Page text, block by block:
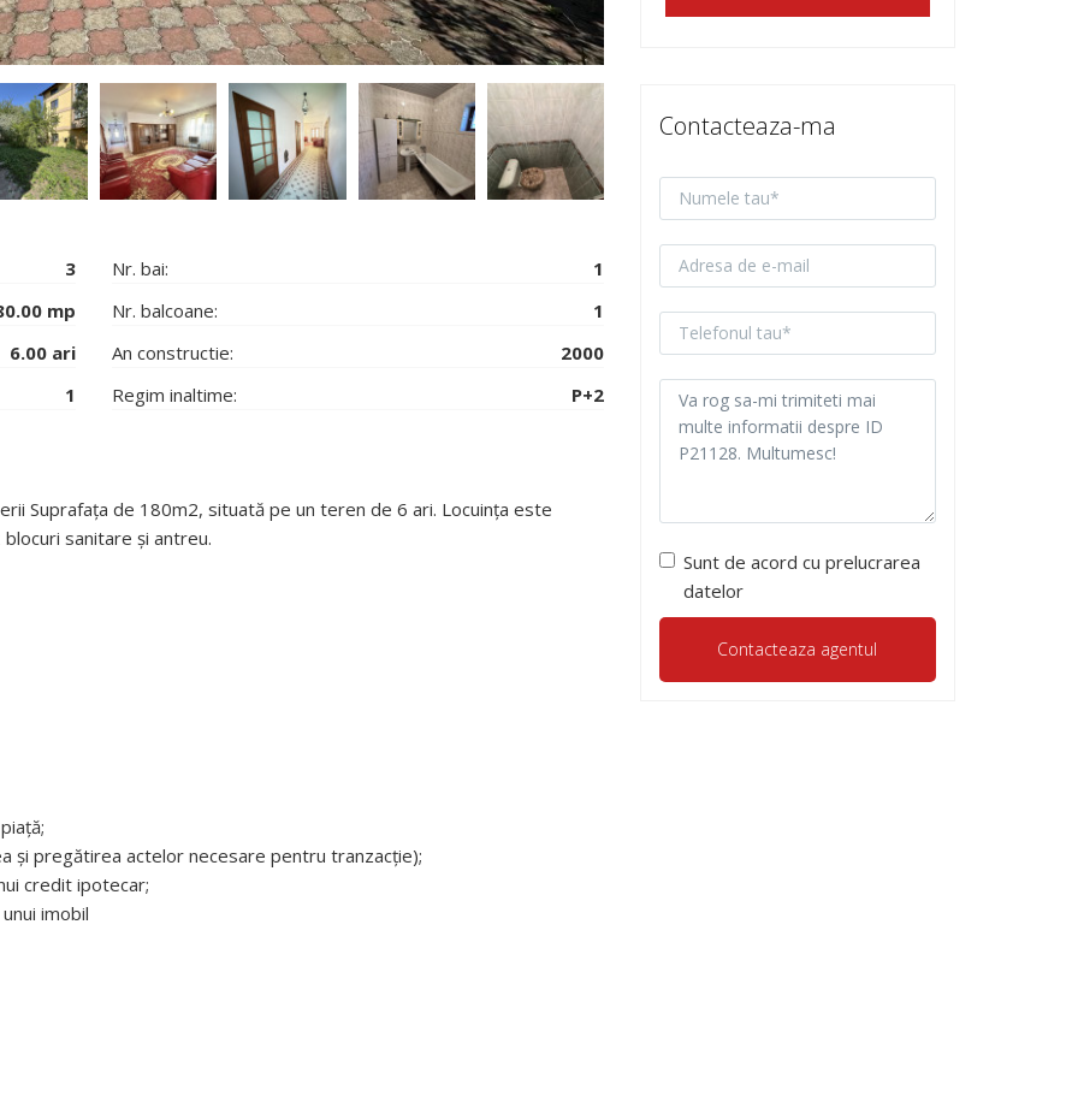
3
mp
6.00 ari
1
Nr. bai:
1
Nr. balcoane:
1
An constructie:
2000
Regim inaltime:
P+2
Suprafața de 180m2, situată pe un teren de 6 ari. Locuința este
sanitare și antreu.
și pregătirea actelor necesare pentru tranzacție);
credit ipotecar;
imobil
Contacteaza-ma
Sunt de acord cu prelucrarea
datelor